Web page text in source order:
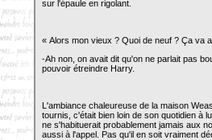
sur l'épaule en rigolant.
« Alors mon vieux ? Quoi de neuf ? Ça va
-Ah non, on avait dit qu'on ne parlait pas
pouvoir étreindre Harry.
L'ambiance chaleureuse de la maison
tournis, c'était bien loin de son quotidien à
ne s'habituerait probablement jamais aux
aussi à l'appel. Pas qu'il en soit vraiment